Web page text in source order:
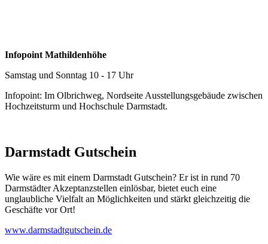
Infopoint Mathildenhöhe
Samstag und Sonntag 10 - 17 Uhr
Infopoint: Im Olbrichweg, Nordseite Ausstellungsgebäude zwischen
Hochzeitsturm und Hochschule Darmstadt.
Darmstadt Gutschein
Wie wäre es mit einem Darmstadt Gutschein? Er ist in rund 70
Darmstädter Akzeptanzstellen einlösbar, bietet euch eine
unglaubliche Vielfalt an Möglichkeiten und stärkt gleichzeitig die
Geschäfte vor Ort!
www.darmstadtgutschein.de